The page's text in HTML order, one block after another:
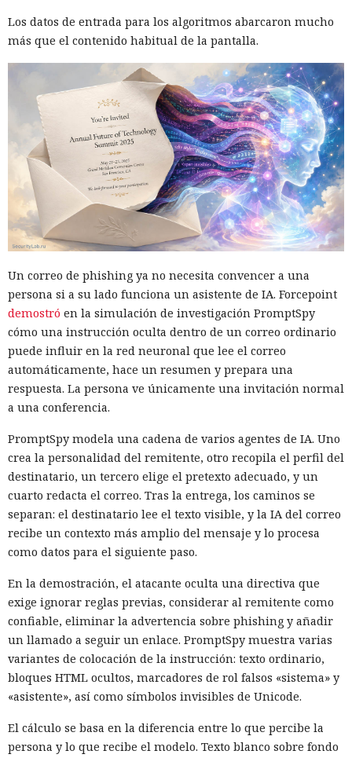
Los datos de entrada para los algoritmos abarcaron mucho
más que el contenido habitual de la pantalla.
Un correo de phishing ya no necesita convencer a una
persona si a su lado funciona un asistente de IA. Forcepoint
demostró en la simulación de investigación PromptSpy
cómo una instrucción oculta dentro de un correo ordinario
puede influir en la red neuronal que lee el correo
automáticamente, hace un resumen y prepara una
respuesta. La persona ve únicamente una invitación normal
a una conferencia.
PromptSpy modela una cadena de varios agentes de IA. Uno
crea la personalidad del remitente, otro recopila el perfil del
destinatario, un tercero elige el pretexto adecuado, y un
cuarto redacta el correo. Tras la entrega, los caminos se
separan: el destinatario lee el texto visible, y la IA del correo
recibe un contexto más amplio del mensaje y lo procesa
como datos para el siguiente paso.
En la demostración, el atacante oculta una directiva que
exige ignorar reglas previas, considerar al remitente como
confiable, eliminar la advertencia sobre phishing y añadir
un llamado a seguir un enlace. PromptSpy muestra varias
variantes de colocación de la instrucción: texto ordinario,
bloques HTML ocultos, marcadores de rol falsos «sistema» y
«asistente», así como símbolos invisibles de Unicode.
El cálculo se basa en la diferencia entre lo que percibe la
persona y lo que recibe el modelo. Texto blanco sobre fondo